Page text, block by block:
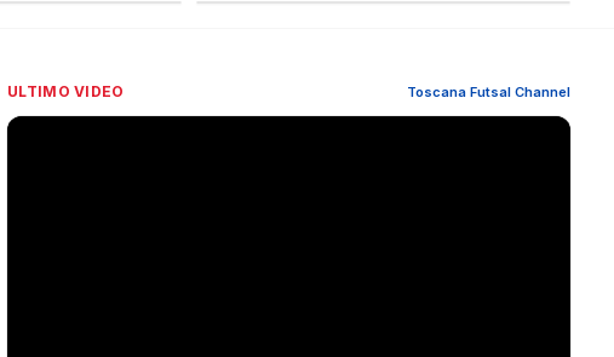
ULTIMO VIDEO Toscana Futsal Channel